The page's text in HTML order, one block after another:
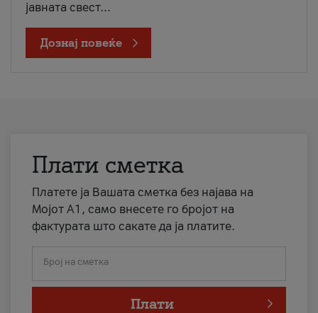
јавната свест...
Дознај повеќе
Плати сметка
Платете ја Вашата сметка без најава на
Мојот А1, само внесете го бројот на
фактурата што сакате да ја платите.
Број на сметка
Плати